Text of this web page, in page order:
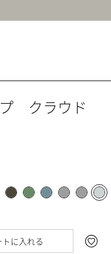
クラウド
トに入れる